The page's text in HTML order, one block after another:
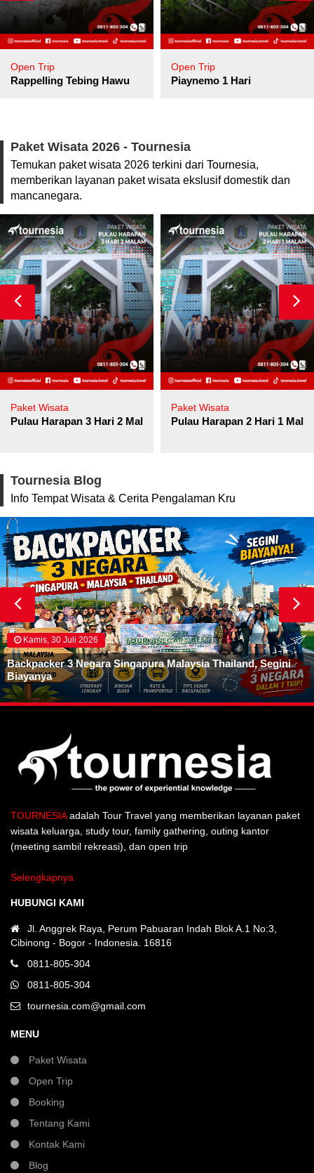
Open Trip
Rappelling Tebing Hawu
Open Trip
Piaynemo 1 Hari
Paket Wisata 2026 - Tournesia
Temukan paket wisata 2026 terkini dari Tournesia,
memberikan layanan paket wisata ekslusif domestik dan
mancanegara.
Paket Wisata
Pulau Harapan 3 Hari 2 Malam
Paket Wisata
Pulau Harapan 2 Hari 1
Tournesia Blog
Info Tempat Wisata & Cerita Pengalaman Kru
Kamis, 30 Juli 2026
Backpacker 3 Negara Singapura Malaysia Thailand, Segini
Biayanya
TOURNESIAadalah Tour Travel yang memberikan layanan paket
wisata keluarga, study tour, family gathering, outing kantor
(meeting sambil rekreasi), dan open trip
Selengkapnya
HUBUNGI KAMI
Jl. Anggrek Raya, Perum Pabuaran Indah Blok A.1 No:3,
Cibinong - Bogor - Indonesia. 16816
0811-805-304
0811-805-304
tournesia.com@gmail.com
MENU
Paket Wisata
Open Trip
Booking
Tentang Kami
Kontak Kami
Blog